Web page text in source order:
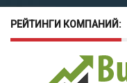
РЕЙТИНГИ КОМПАНИЙ: